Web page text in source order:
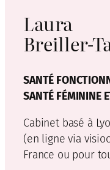
Laura
Breiller-
SANTÉ
SANTÉ FÉMININE
Cabinet basé à
(en ligne via
France ou pour